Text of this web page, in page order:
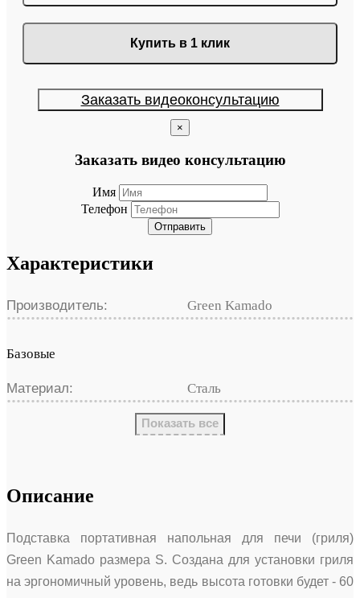
Купить в 1 клик
Заказать видеоконсультацию
×
Заказать видео консультацию
Имя
Телефон
Отправить
Характеристики
Производитель: Green Kamado
Базовые
Материал: Сталь
Показать все
Описание
Подставка портативная напольная для печи (гриля)
Green Kamado размера S. Создана для установки гриля
на эргономичный уровень, ведь высота готовки будет - 60